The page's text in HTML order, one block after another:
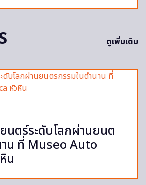
ดูเพิ่มเติม
นตร์ระดับโลกผ่านยนต
น ที่ Museo Auto
น